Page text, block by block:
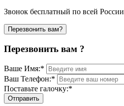
Звонок бесплатный по всей России
Перезвонить вам?
Перезвонить вам ?
Ваше Имя:*
Ваш Телефон:*
Поставьте галочку:*
Отправить